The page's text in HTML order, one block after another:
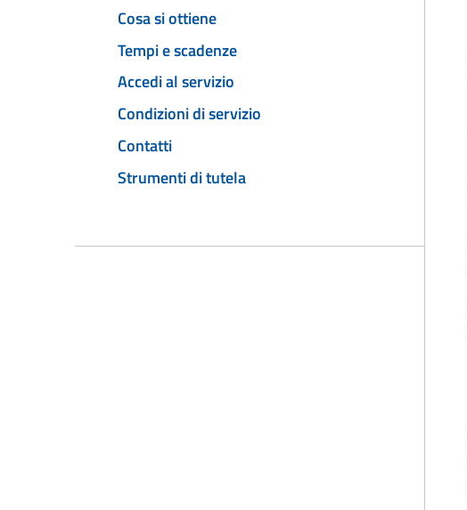
Cosa si ottiene
Tempi e scadenze
Accedi al servizio
Condizioni di servizio
Contatti
Strumenti di tutela